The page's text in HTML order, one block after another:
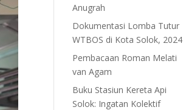
Anugrah
Dokumentasi Lomba Tutur
WTBOS di Kota Solok, 2024
Pembacaan Roman Melati
van Agam
Buku Stasiun Kereta Api
Solok: Ingatan Kolektif